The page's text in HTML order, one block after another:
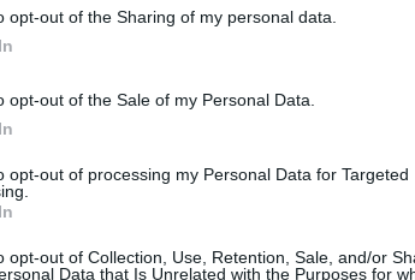
opt-out of the Sharing of my personal data.
opt-out of the Sale of my Personal Data.
opt-out of processing my Personal Data for Targeted
opt-out of Collection, Use, Retention, Sale, and/or
Data that Is Unrelated with the Purposes for
io non sono un cinefilo». Questo
presiede è dedicato agli attori: quali
i film e le loro interpretazioni per
la giuria chi premiare. Riguardo agli
sempre cercato di stravolgerli: il latin
l'ho fatto diventare omosessuale,
l'ho trasformata in una casalinga
persino Gassman ne "La famiglia"